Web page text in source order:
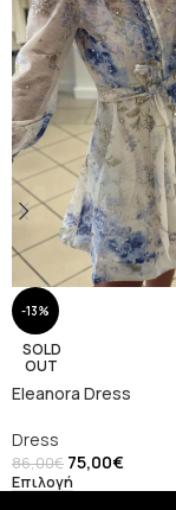
-13%
SOLD
OUT
Eleanora Dress
Dress
86,00€ 75,00€
Επιλογή